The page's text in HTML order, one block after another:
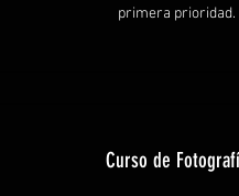
primera prioridad.
Curso de